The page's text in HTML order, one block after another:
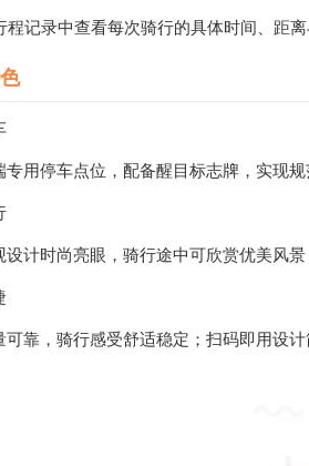
程记录中查看每次骑行的具体时间、距离
专用停车点位，配备醒目标志牌，实现
设计时尚亮眼，骑行途中可欣赏优美风
可靠，骑行感受舒适稳定；扫码即用设